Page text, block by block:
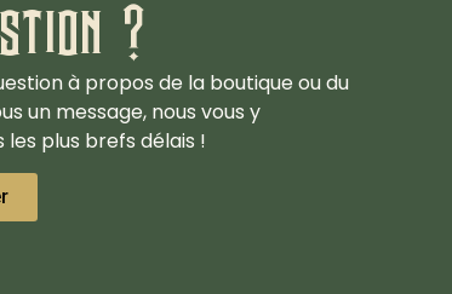
?
à propos de la boutique ou du
un message, nous vous y
plus brefs délais !